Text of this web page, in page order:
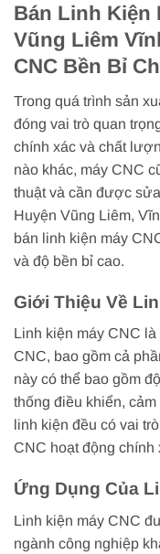
Bán Linh Kiện
Vũng Liêm
CNC Bền Bỉ
Trong quá trình sản
đóng vai trò quan
chính xác và chất
nào khác, máy CNC
thuật và cần được
Huyện Vũng Liêm,
bán linh kiện máy
và độ bền bỉ cao.
Giới Thiệu Về
Linh kiện máy CNC
CNC, bao gồm cả
này có thể bao gồm
thống điều khiển,
linh kiện đều có vai
CNC hoạt động chính
Ứng Dụng Của
Linh kiện máy CNC
ngành công nghiệp